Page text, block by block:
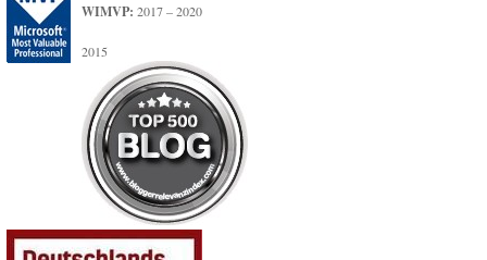
WIMVP: 2017 – 2020
2015